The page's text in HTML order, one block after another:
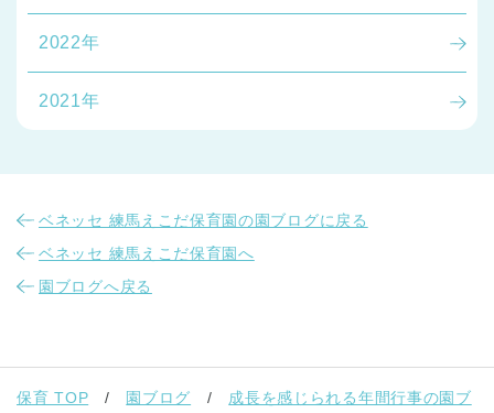
2022年
2021年
ベネッセ 練馬えこだ保育園の園ブログに戻る
ベネッセ 練馬えこだ保育園へ
園ブログへ戻る
保育 TOP 園ブログ
成長を感じられる年間行事の園ブ